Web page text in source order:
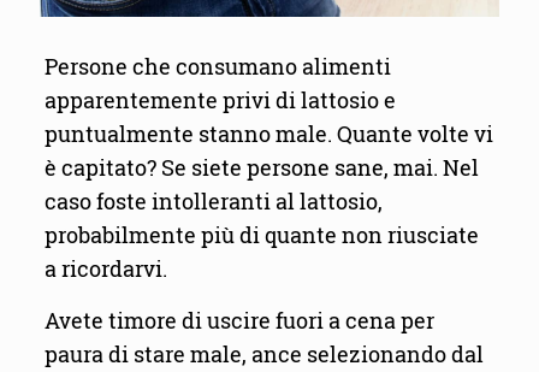
Persone che consumano alimenti
apparentemente privi di lattosio e
puntualmente stanno male. Quante volte vi
è capitato? Se siete persone sane, mai. Nel
caso foste intolleranti al lattosio,
probabilmente più di quante non riusciate
a ricordarvi.
Avete timore di uscire fuori a cena per
paura di stare male, ance selezionando dal